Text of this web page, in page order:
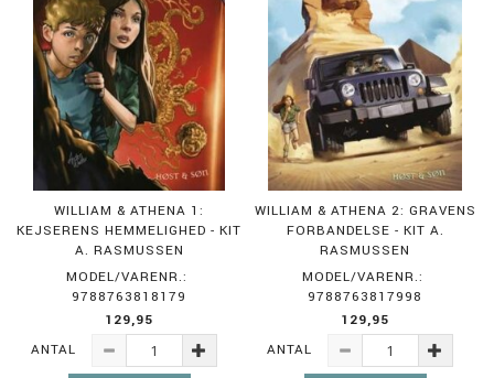
WILLIAM & ATHENA 1:
KEJSERENS HEMMELIGHED - KIT
A. RASMUSSEN
MODEL/VARENR.:
9788763818179
129,95
ANTAL
WILLIAM & ATHENA 2: GRAVENS
FORBANDELSE - KIT A.
RASMUSSEN
MODEL/VARENR.:
9788763817998
129,95
ANTAL